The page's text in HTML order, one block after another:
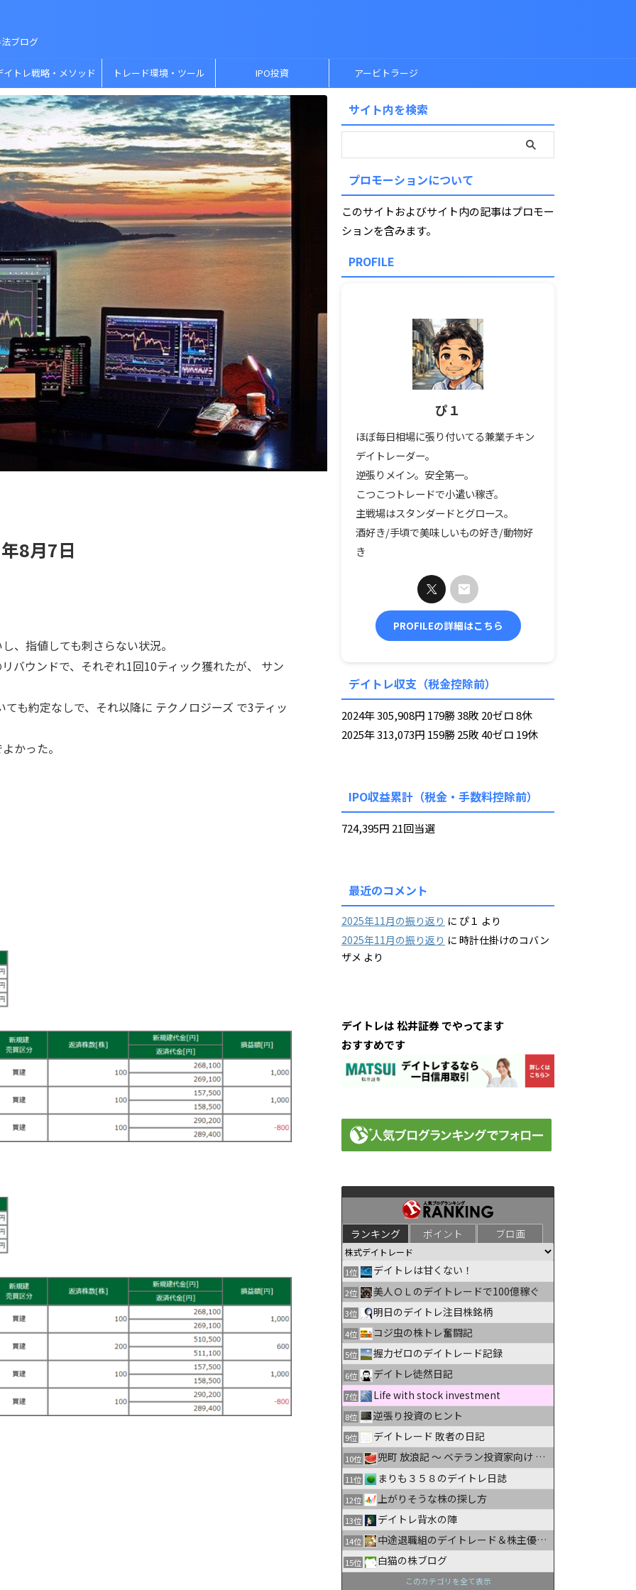
ブログ
イトレ戦略・メソッド トレード環境・ツール IPO投資 アービトラージ
8月7日
、指値しても刺さらない状況。
バウンドで、それぞれ1回10ティック獲れたが、 サン
も約定なしで、それ以降に テクノロジーズ で3ティッ
かった。
サイト内を検索
プロモーションについて
このサイトおよびサイト内の記事はプロモー
ションを含みます。
PROFILE
ぴ１
ほぼ毎日相場に張り付いてる兼業チキン
デイトレーダー。
逆張りメイン。安全第一。
こつこつトレードで小遣い稼ぎ。
主戦場はスタンダードとグロース。
酒好き/手頃で美味しいもの好き/動物好
き
PROFILEの詳細はこちら
デイトレ収支（税金控除前）
2024年 305,908円 179勝 38敗 20ゼロ 8休
2025年 313,073円 159勝 25敗 40ゼロ 19休
IPO収益累計（税金・手数料控除前）
724,395円 21回当選
最近のコメント
2025年11月の振り返り に ぴ１ より
2025年11月の振り返り に 時計仕掛けのコバン
ザメ より
デイトレは 松井証券 でやってます
おすすめです
ランキング ポイント ブロ画
1位 デイトレは甘くない！
2位 美人ＯＬのデイトレードで100億稼ぐ
3位 明日のデイトレ注目株銘柄
4位 コジ虫の株トレ奮闘記
5位 握力ゼロのデイトレード記録
6位 デイトレ徒然日記
7位 Life with stock investment
8位 逆張り投資のヒント
9位 デイトレード 敗者の日記
10位 兜町 放浪記 〜 ベテラン投資家向け 株式情報ブログ
11位 まりも３５８のデイトレ日誌
12位 上がりそうな株の探し方
13位 デイトレ背水の陣
14位 中途退職組のデイトレード＆株主優待生活日記
15位 白猫の株ブログ
このカテゴリを全て表示